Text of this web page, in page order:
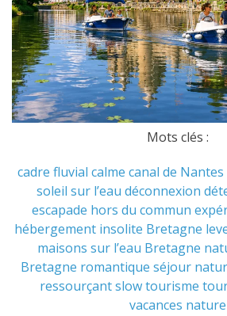
Mots clés :
cadre fluvial calme canal de
soleil sur l’eau déconnexion
escapade hors du commun
hébergement insolite Bretagne
maisons sur l’eau Bretagne
Bretagne romantique séjour
ressourçantslow tourisme
vacances nature